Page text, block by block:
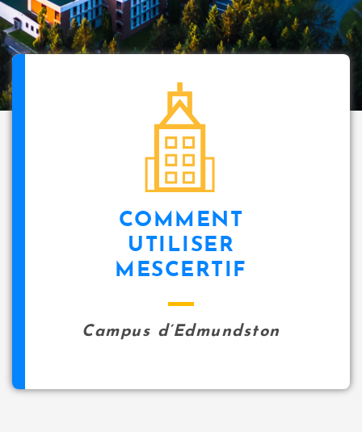
i
p
COMMENT
UTILISER
MESCERTIF
Campus d’Edmundston